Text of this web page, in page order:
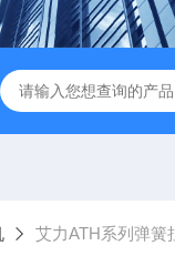
艾力ATH系列弹簧